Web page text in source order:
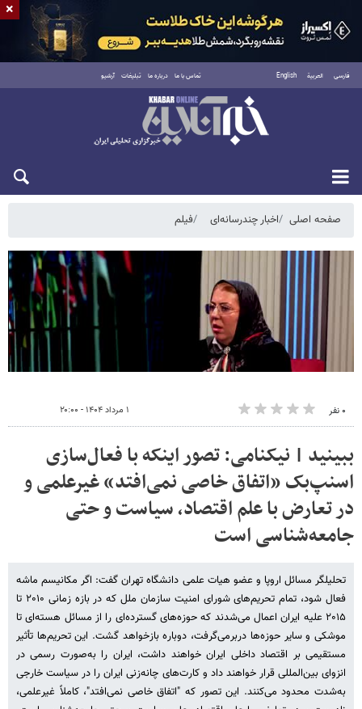
فارسی العربية English تماس با ما درباره ما تبلیغات آرشیو
جمعه ۱۶ مرداد ۱۴۰۵
صفحه اصلی اخبار چندرسانه‌ای فیلم
۰ نفر ۱ مرداد ۱۴۰۴ - ۲۰:۰۰
ببینید | نیکنامی: تصور اینکه با فعال‌سازی
اسنپ‌بک «اتفاق خاصی نمی‌افتد» غیرعلمی و
در تعارض با علم اقتصاد، سیاست و حتی
جامعه‌شناسی است
تحلیلگر مسائل اروپا و عضو هیات علمی دانشگاه تهران گفت: اگر مکانیسم ماشه
فعال شود، تمام تحریم‌های شورای امنیت سازمان ملل که در بازه زمانی ۲۰۱۰ تا
۲۰۱۵ علیه ایران اعمال می‌شدند که حوزه‌های گسترده‌ای را از مسائل هسته‌ای تا
موشکی و سایر حوزه‌ها دربرمی‌گرفت، دوباره بازخواهد گشت. این تحریم‌ها تأثیر
مستقیمی بر اقتصاد داخلی ایران خواهند داشت، ایران را به‌صورت رسمی در
انزوای بین‌المللی قرار خواهند داد و کارت‌های چانه‌زنی ایران را در سیاست خارجی
به‌شدت محدود می‌کنند. این تصور که "اتفاق خاصی نمی‌افتد"، کاملاً غیرعلمی،
×